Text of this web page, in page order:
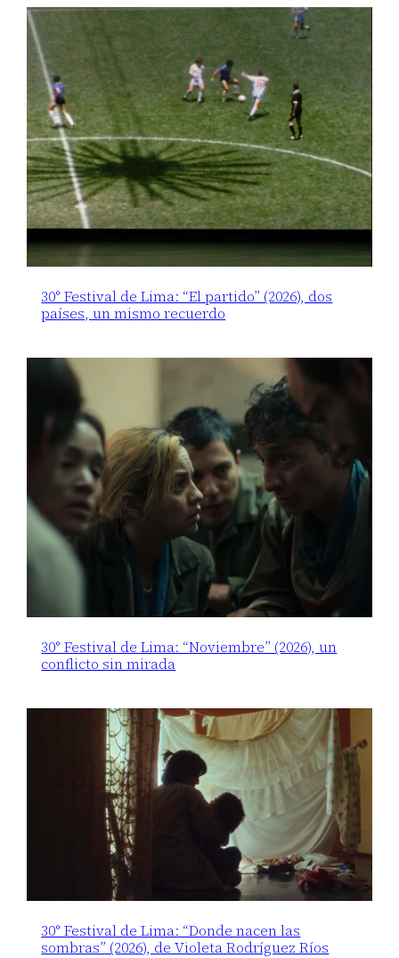
30° Festival de Lima: “El partido” (2026), dos
países, un mismo recuerdo
30° Festival de Lima: “Noviembre” (2026), un
conflicto sin mirada
30° Festival de Lima: “Donde nacen las
sombras” (2026), de Violeta Rodríguez Ríos